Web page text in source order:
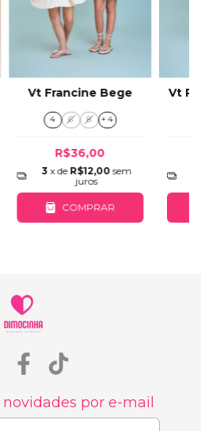
Vt Francine Bege
4 6 8 + 4
R$36,00
3 x de R$12,00 sem
juros
COMPRAR
Vt
por e-mail